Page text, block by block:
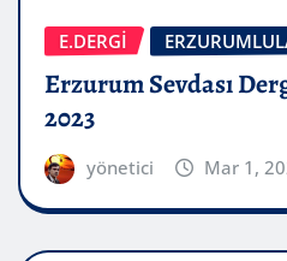
E.DERGİ
Erzurum Sevdası
2023
yönetici Mar 1,